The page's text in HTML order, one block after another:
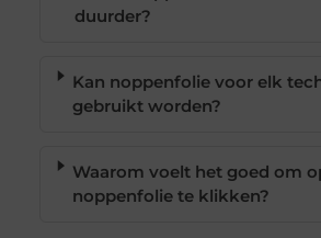
duurder?
Kan noppenfolie voor elk
gebruikt worden?
Waarom voelt het goed om
noppenfolie te klikken?